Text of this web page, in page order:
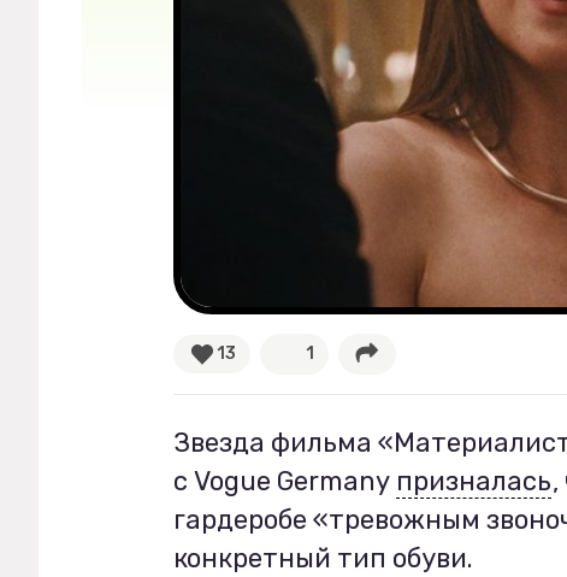
13 1
Звезда фильма
с Vogue Germany призналась,
гардеробе «тревожным
конкретный тип обуви.